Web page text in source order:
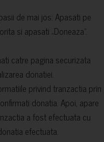
de mai jos: Apasati pe
si apasati „Doneaza”.
catre pagina securizata
donatiei.
privind tranzactia prin
donatia. Apoi, apare
a fost efectuata cu
efectuata.